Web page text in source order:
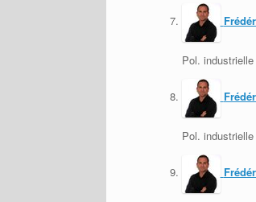
Pol.
Pol.